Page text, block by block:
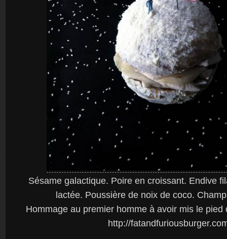
Sésame galactique. Poire en croissant. Endive
lactée. Poussière de noix de coco.
Hommage au premier homme à avoir mis le pied
http://